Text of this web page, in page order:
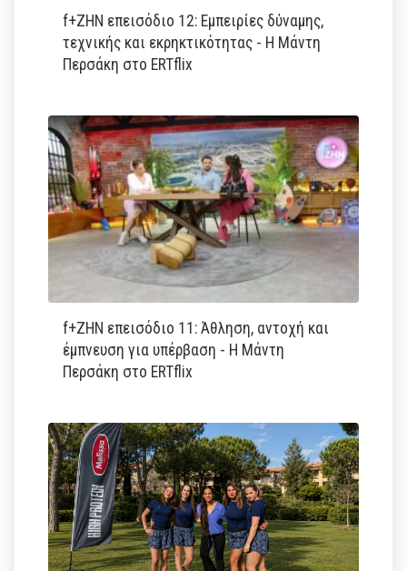
f+ΖΗΝ επεισόδιο 12: Εμπειρίες δύναμης,
τεχνικής και εκρηκτικότητας - Η Μάντη
Περσάκη στο ERTflix
f+ΖΗΝ επεισόδιο 11: Άθληση, αντοχή και
έμπνευση για υπέρβαση - Η Μάντη
Περσάκη στο ERTflix